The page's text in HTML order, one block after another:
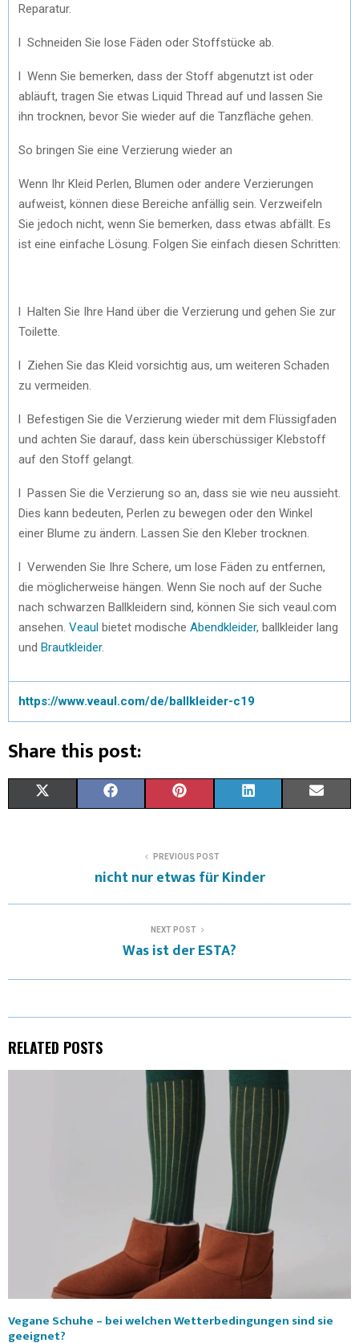
Reparatur.
l Schneiden Sie lose Fäden oder Stoffstücke ab.
l Wenn Sie bemerken, dass der Stoff abgenutzt ist oder
abläuft, tragen Sie etwas Liquid Thread auf und lassen Sie
ihn trocknen, bevor Sie wieder auf die Tanzfläche gehen.
So bringen Sie eine Verzierung wieder an
Wenn Ihr Kleid Perlen, Blumen oder andere Verzierungen
aufweist, können diese Bereiche anfällig sein. Verzweifeln
Sie jedoch nicht, wenn Sie bemerken, dass etwas abfällt. Es
ist eine einfache Lösung. Folgen Sie einfach diesen Schritten:
l Halten Sie Ihre Hand über die Verzierung und gehen Sie zur
Toilette.
l Ziehen Sie das Kleid vorsichtig aus, um weiteren Schaden
zu vermeiden.
l Befestigen Sie die Verzierung wieder mit dem Flüssigfaden
und achten Sie darauf, dass kein überschüssiger Klebstoff
auf den Stoff gelangt.
l Passen Sie die Verzierung so an, dass sie wie neu aussieht.
Dies kann bedeuten, Perlen zu bewegen oder den Winkel
einer Blume zu ändern. Lassen Sie den Kleber trocknen.
l Verwenden Sie Ihre Schere, um lose Fäden zu entfernen,
die möglicherweise hängen. Wenn Sie noch auf der Suche
nach schwarzen Ballkleidern sind, können Sie sich veaul.com
ansehen. Veaul bietet modische Abendkleider, ballkleider lang
und Brautkleider.
https://www.veaul.com/de/ballkleider-c19
Share this post:
I
)
E
B
N
T
E
K
E L
PREVIOUS POST
nicht nur etwas für Kinder
NEXT POST
Was ist der ESTA?
RELATED POSTS
Vegane Schuhe – bei welchen Wetterbedingungen sind sie
geeignet?